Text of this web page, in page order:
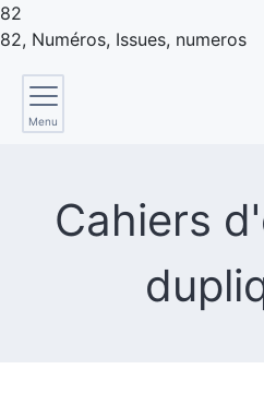
82
82, Numéros, Issues, numeros
Menu
Cahiers